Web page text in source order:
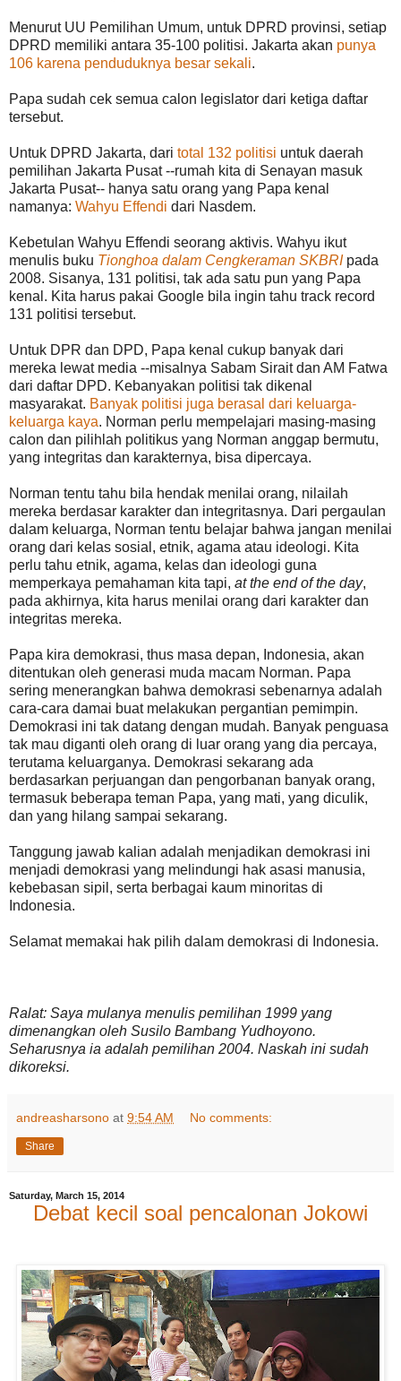
Menurut UU Pemilihan Umum, untuk DPRD provinsi, setiap
DPRD memiliki antara 35-100 politisi. Jakarta akan punya
106 karena penduduknya besar sekali.
Papa sudah cek semua calon legislator dari ketiga daftar
tersebut.
Untuk DPRD Jakarta, dari total 132 politisi untuk daerah
pemilihan Jakarta Pusat --rumah kita di Senayan masuk
Jakarta Pusat-- hanya satu orang yang Papa kenal
namanya: Wahyu Effendi dari Nasdem.
Kebetulan Wahyu Effendi seorang aktivis. Wahyu ikut
menulis buku Tionghoa dalam Cengkeraman SKBRI pada
2008. Sisanya, 131 politisi, tak ada satu pun yang Papa
kenal. Kita harus pakai Google bila ingin tahu track record
131 politisi tersebut.
Untuk DPR dan DPD, Papa kenal cukup banyak dari
mereka lewat media --misalnya Sabam Sirait dan AM Fatwa
dari daftar DPD. Kebanyakan politisi tak dikenal
masyarakat. Banyak politisi juga berasal dari keluarga-
keluarga kaya. Norman perlu mempelajari masing-masing
calon dan pilihlah politikus yang Norman anggap bermutu,
yang integritas dan karakternya, bisa dipercaya.
Norman tentu tahu bila hendak menilai orang, nilailah
mereka berdasar karakter dan integritasnya. Dari pergaulan
dalam keluarga, Norman tentu belajar bahwa jangan menilai
orang dari kelas sosial, etnik, agama atau ideologi. Kita
perlu tahu etnik, agama, kelas dan ideologi guna
memperkaya pemahaman kita tapi, at the end of the day,
pada akhirnya, kita harus menilai orang dari karakter dan
integritas mereka.
Papa kira demokrasi, thus masa depan, Indonesia, akan
ditentukan oleh generasi muda macam Norman. Papa
sering menerangkan bahwa demokrasi sebenarnya adalah
cara-cara damai buat melakukan pergantian pemimpin.
Demokrasi ini tak datang dengan mudah. Banyak penguasa
tak mau diganti oleh orang di luar orang yang dia percaya,
terutama keluarganya. Demokrasi sekarang ada
berdasarkan perjuangan dan pengorbanan banyak orang,
termasuk beberapa teman Papa, yang mati, yang diculik,
dan yang hilang sampai sekarang.
Tanggung jawab kalian adalah menjadikan demokrasi ini
menjadi demokrasi yang melindungi hak asasi manusia,
kebebasan sipil, serta berbagai kaum minoritas di
Indonesia.
Selamat memakai hak pilih dalam demokrasi di Indonesia.
Ralat: Saya mulanya menulis pemilihan 1999 yang
dimenangkan oleh Susilo Bambang Yudhoyono.
Seharusnya ia adalah pemilihan 2004. Naskah ini sudah
dikoreksi.
andreasharsono at 9:54 AM No comments:
Share
Saturday, March 15, 2014
Debat kecil soal pencalonan Jokowi